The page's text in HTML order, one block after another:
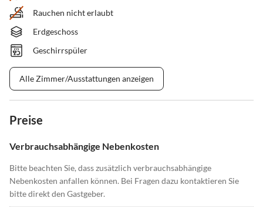
Rauchen nicht erlaubt
Erdgeschoss
Geschirrspüler
Alle Zimmer/Ausstattungen anzeigen
Preise
Verbrauchsabhängige Nebenkosten
Bitte beachten Sie, dass zusätzlich verbrauchsabhängige
Nebenkosten anfallen können. Bei Fragen dazu kontaktieren Sie
bitte direkt den Gastgeber.